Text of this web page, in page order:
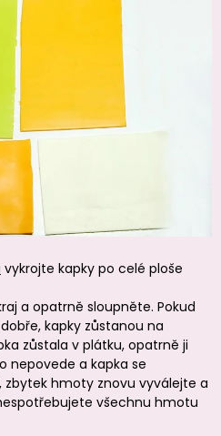
vykrojte kapky po celé ploše
a opatrně sloupněte. Pokud
kapky zůstanou na
zůstala v plátku, opatrně ji
nepovede a kapka se
hmoty znovu vyválejte a
všechnu hmotu